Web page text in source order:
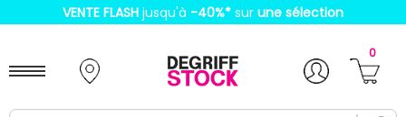
VENTE FLASH jusqu'à -40%* sur une sélection
0